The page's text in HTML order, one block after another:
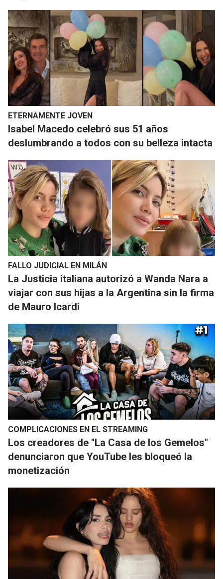
ETERNAMENTE JOVEN
​Isabel Macedo celebró sus 51 años
deslumbrando a todos con su belleza intacta
FALLO JUDICIAL EN MILÁN
La Justicia italiana autorizó a Wanda Nara a
viajar con sus hijas a la Argentina sin la firma
de Mauro Icardi
COMPLICACIONES EN EL STREAMING
​Los creadores de "La Casa de los Gemelos"
denunciaron que YouTube les bloqueó la
monetización